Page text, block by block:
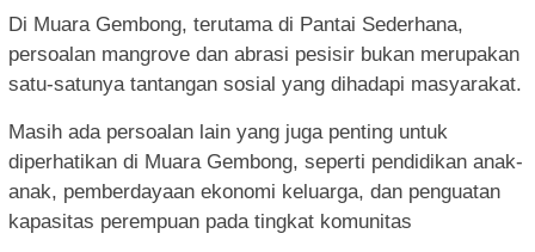
Di Muara Gembong, terutama di Pantai Sederhana,
persoalan mangrove dan abrasi pesisir bukan merupakan
satu-satunya tantangan sosial yang dihadapi masyarakat.
Masih ada persoalan lain yang juga penting untuk
diperhatikan di Muara Gembong, seperti pendidikan anak-
anak, pemberdayaan ekonomi keluarga, dan penguatan
kapasitas perempuan pada tingkat komunitas